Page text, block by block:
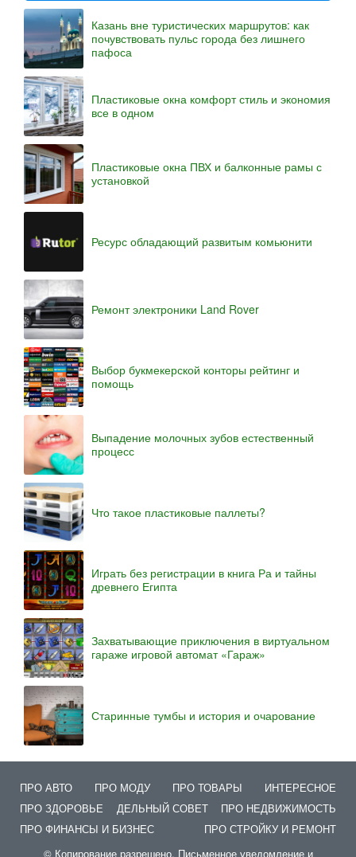
Казань вне туристических маршрутов: как
почувствовать пульс города без лишнего
пафоса
Пластиковые окна комфорт стиль и экономия
все в одном
Пластиковые окна ПВХ и балконные рамы с
установкой
Ресурс обладающий развитым комьюнити
Ремонт электроники Land Rover
Выбор букмекерской конторы рейтинг и
помощь
Выпадение молочных зубов естественный
процесс
Что такое пластиковые паллеты?
Играть без регистрации в книга Ра и тайны
древнего Египта
Захватывающие приключения в виртуальном
гараже игровой автомат «Гараж»
Старинные тумбы и история и очарование
ПРО АВТО ПРО МОДУ ПРО ТОВАРЫ
ИНТЕРЕСНОЕ
ПРО ЗДОРОВЬЕ
ДЕЛЬНЫЙ СОВЕТ
ПРО НЕДВИЖИМОСТЬ
ПРО ФИНАНСЫ И БИЗНЕС
ПРО СТРОЙКУ И РЕМОНТ
© Копирование разрешено. Письменное уведомление и